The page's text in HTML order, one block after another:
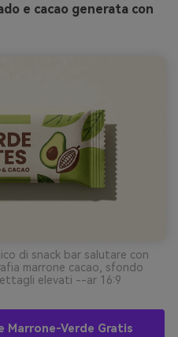
e cacao generata con
di snack bar salutare con
marrone cacao, sfondo
elevati --ar 16:9
Marrone-Verde Gratis